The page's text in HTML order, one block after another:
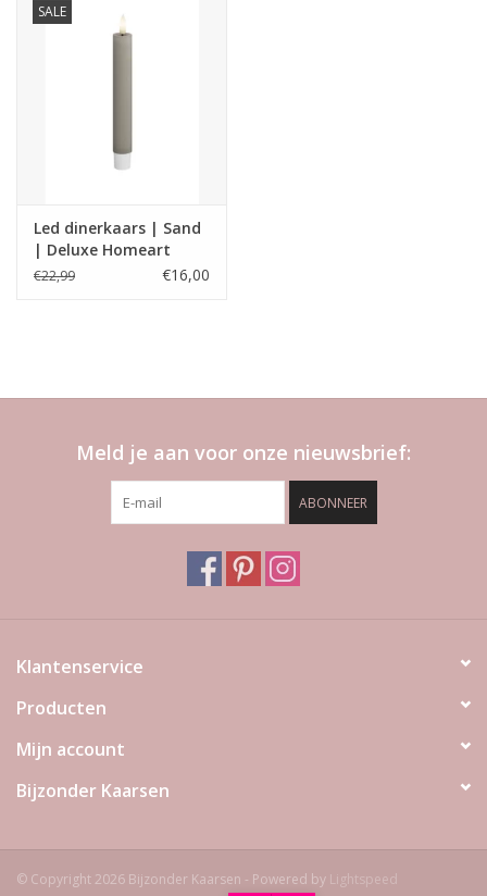
SALE
Led dinerkaars | Sand
| Deluxe Homeart
€22,99 €16,00
Meld je aan voor onze nieuwsbrief:
ABONNEER
Klantenservice
Producten
Mijn account
Bijzonder Kaarsen
© Copyright 2026 Bijzonder Kaarsen - Powered by Lightspeed